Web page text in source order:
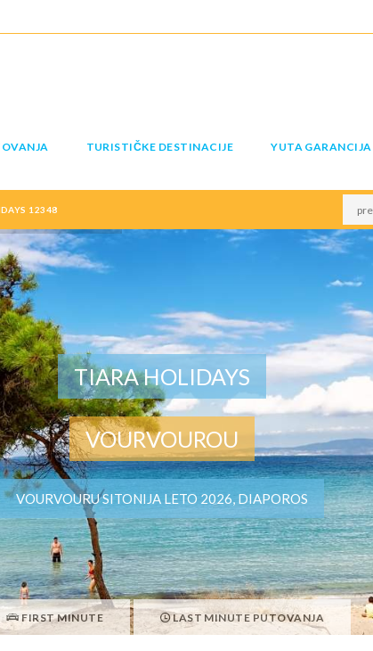
TURISTIČKE DESTINACIJE YUTA
12348
TIARA HOLIDAYS
VOURVOUROU
VOURVOURU SITONIJA LETO 2026, DIAPOROS
FIRST MINUTE LAST MINUTE PUTOVANJA